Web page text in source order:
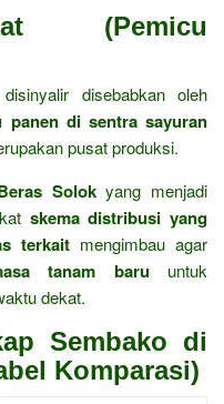
(Pemicu
disebabkan oleh
panen di sentra sayuran
pusat produksi.
Solokyang menjadi
skema distribusi yang
terkait mengimbau agar
tanam baruuntuk
dekat.
Sembako di
Komparasi)